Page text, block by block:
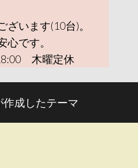
います(10台)。
心です。
木曜定休
作成したテーマ